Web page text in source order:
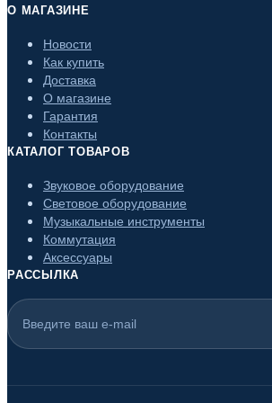
О МАГАЗИНЕ
Новости
Как купить
Доставка
О магазине
Гарантия
Контакты
КАТАЛОГ ТОВАРОВ
Звуковое оборудование
Световое оборудование
Музыкальные инструменты
Коммутация
Аксессуары
РАССЫЛКА